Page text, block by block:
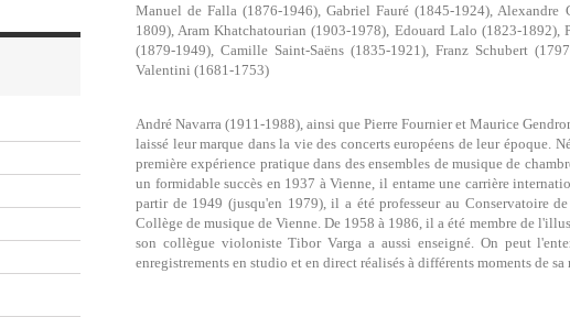
Manuel de Falla (1876-1946), Gabriel Fauré (1845-1924),
1809), Aram Khatchatourian (1903-1978), Edouard Lalo (1823-
(1879-1949), Camille Saint-Saëns (1835-1921), Franz Schubert
Valentini (1681-1753)
André Navarra (1911-1988), ainsi que Pierre Fournier et Maurice
laissé leur marque dans la vie des concerts européens de leur époque.
première expérience pratique dans des ensembles de musique de
un formidable succès en 1937 à Vienne, il entame une carrière
partir de 1949 (jusqu'en 1979), il a été professeur au Conservatoire
Collège de musique de Vienne. De 1958 à 1986, il a été membre de
son collègue violoniste Tibor Varga a aussi enseigné. On peut
enregistrements en studio et en direct réalisés à différents moments de sa